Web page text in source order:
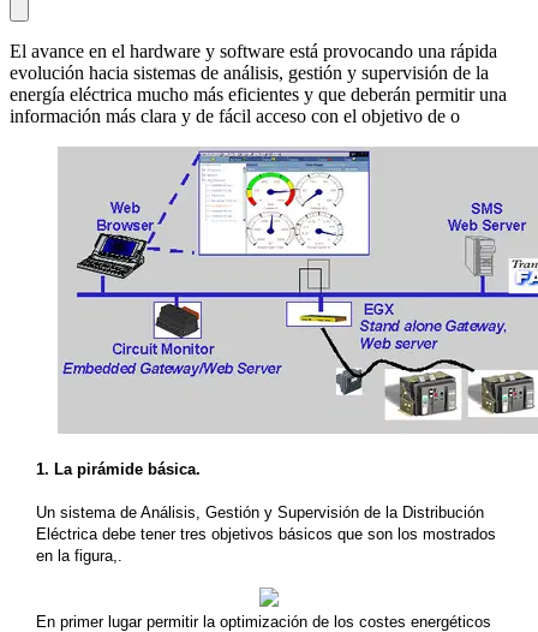
El avance en el hardware y software está provocando una rápida
evolución hacia sistemas de análisis, gestión y supervisión de la
energía eléctrica mucho más eficientes y que deberán permitir una
información más clara y de fácil acceso con el objetivo de o
1. La pirámide básica.
Un sistema de Análisis, Gestión y Supervisión de la Distribución
Eléctrica debe tener tres objetivos básicos que son los mostrados
en la figura,.
En primer lugar permitir la optimización de los costes energéticos